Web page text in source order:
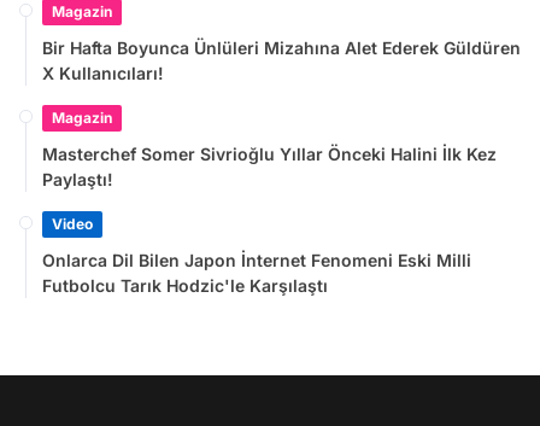
Magazin
Bir Hafta Boyunca Ünlüleri Mizahına Alet Ederek Güldüren
X Kullanıcıları!
Magazin
Masterchef Somer Sivrioğlu Yıllar Önceki Halini İlk Kez
Paylaştı!
Video
Onlarca Dil Bilen Japon İnternet Fenomeni Eski Milli
Futbolcu Tarık Hodzic'le Karşılaştı